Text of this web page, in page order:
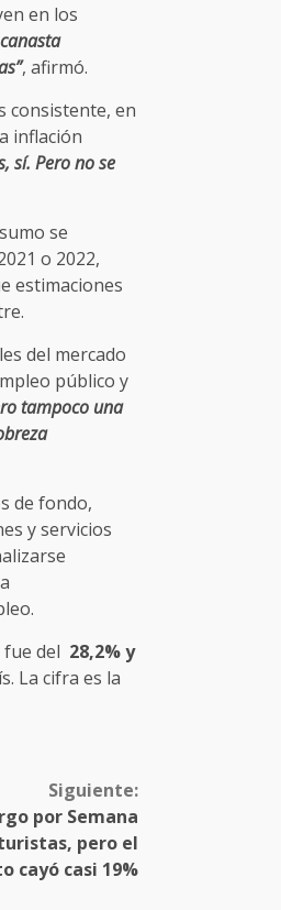
en los
, afirmó.
consistente, en
inflación
sí. Pero no se
se
o 2022,
estimaciones
del mercado
público y
tampoco una
de fondo,
y servicios
del 28,2% y
La cifra es la
Siguiente:
por Semana
pero el
cayó casi 19%